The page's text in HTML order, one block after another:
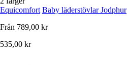
Equicomfort Baby läderstövlar Jodphur
Från 789,00 kr
535,00 kr